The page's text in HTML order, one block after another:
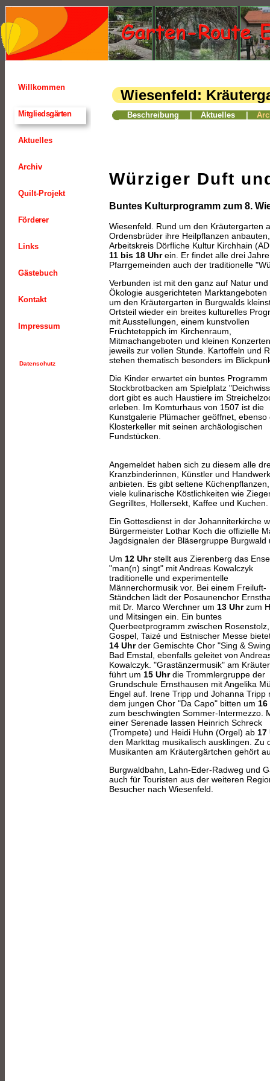
Willkommen
Mitgliedsgärten
Aktuelles
Archiv
Quilt-Projekt
Förderer
Links
Gästebuch
Kontakt
Impressum
Datenschutz
11Wiesenfeld:
Beschreibung Aktuelles
Würziger Duft
Buntes Kulturprogramm zum 8.
Wiesenfeld. Rund um den Kräutergarten
Ordensbrüder ihre Heilpflanzen
Arbeitskreis Dörfliche Kultur Kirchhain
11 bis 18 Uhrein. Er findet alle drei
Pfarrgemeinden auch der traditionelle
Verbunden ist mit den ganz auf Natur und
Ökologie ausgerichteten Marktangeboten
um den Kräutergarten in Burgwalds
Ortsteil wieder ein breites kulturelles
mit Ausstellungen, einem kunstvollen
Früchteteppich im Kirchenraum,
Mitmachangeboten und kleinen Konzerten
jeweils zur vollen Stunde. Kartoffeln und
stehen thematisch besonders im
Die Kinder erwartet ein buntes Programm
Stockbrotbacken am Spielplatz
dort gibt es auch Haustiere im
erleben. Im Komturhaus von 1507 ist die
Kunstgalerie Plümacher geöffnet, ebenso
Klosterkeller mit seinen archäologischen
Fundstücken.
Angemeldet haben sich zu diesem alle
Kranzbinderinnen, Künstler und
anbieten. Es gibt seltene
viele kulinarische Köstlichkeiten wie
Gegrilltes, Hollersekt, Kaffee und Kuchen.
Ein Gottesdienst in der Johanniterkirche
Bürgermeister Lothar Koch die offizielle
Jagdsignalen der Bläsergruppe
Um 12 Uhrstellt aus Zierenberg das
"man(n) singt" mit Andreas Kowalczyk
traditionelle und experimentelle
Männerchormusik vor. Bei einem Freiluft-
Ständchen lädt der Posaunenchor
mit Dr. Marco Werchner um 13 Uhrzum
und Mitsingen ein. Ein buntes
Querbeetprogramm zwischen Rosenstolz,
Gospel, Taizé und Estnischer Messe
14 Uhrder Gemischte Chor "Sing &
Bad Emstal, ebenfalls geleitet von
Kowalczyk. "Grastänzermusik" am
führt um 15 Uhrdie Trommlergruppe der
Grundschule Ernsthausen mit Angelika
Engel auf. Irene Tripp und Johanna Tripp
dem jungen Chor "Da Capo" bitten um 16
zum beschwingten Sommer-Intermezzo.
einer Serenade lassen Heinrich Schreck
(Trompete) und Heidi Huhn (Orgel) ab 17
den Markttag musikalisch ausklingen. Zu
Musikanten am Kräutergärtchen gehört
Burgwaldbahn, Lahn-Eder-Radweg und
auch für Touristen aus der weiteren
Besucher nach Wiesenfeld.